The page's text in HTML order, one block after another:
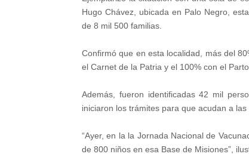
Hugo Chávez, ubicada en Palo Negro,
de 8 mil 500 familias.
Confirmó que en esta localidad, más del
el Carnet de la Patria y el 100% con el
Además, fueron identificadas 42 mil
iniciaron los trámites para que acudan a
“Ayer, en la la Jornada Nacional de
de 800 niños en esa Base de Misiones”,